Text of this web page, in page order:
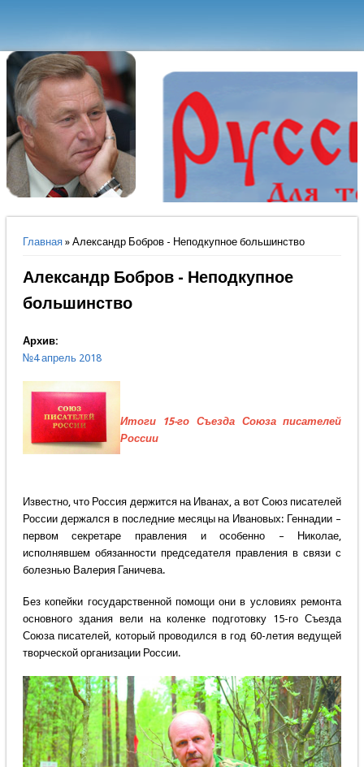
Вы здесь
Главная» Александр Бобров - Неподкупное большинство
Александр Бобров - Неподкупное
большинство
Архив:
№4 апрель 2018
Итоги 15-го Съезда Союза писателей
России
Известно, что Россия держится на Иванах, а вот Союз писателей
России держался в последние месяцы на Ивановых: Геннадии –
первом секретаре правления и особенно – Николае,
исполнявшем обязанности председателя правления в связи с
болезнью Валерия Ганичева.
Без копейки государственной помощи они в условиях ремонта
основного здания вели на коленке подготовку 15-го Съезда
Союза писателей, который проводился в год 60-летия ведущей
творческой организации России.